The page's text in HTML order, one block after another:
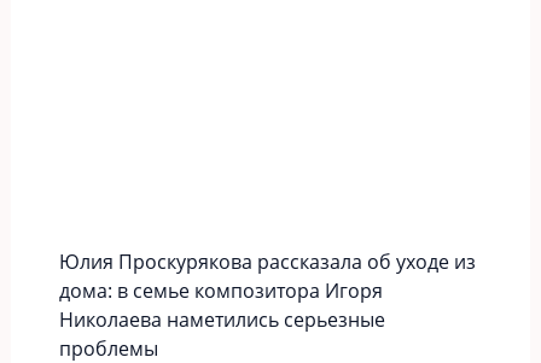
Юлия Проскурякова рассказала об уходе из
дома: в семье композитора Игоря
Николаева наметились серьезные
проблемы